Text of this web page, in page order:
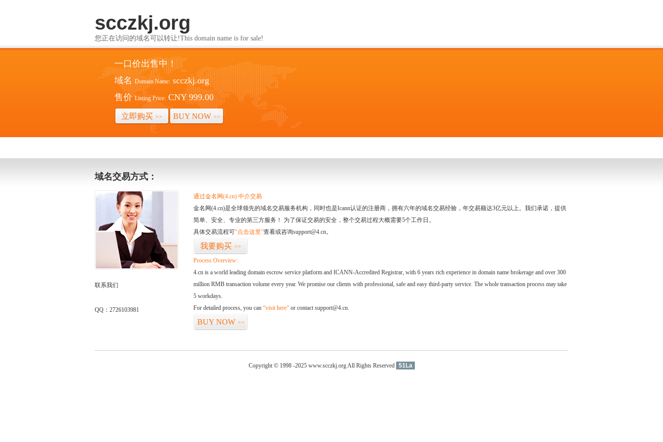
scczkj.org
您正在访问的域名可以转让!This domain name is for sale!
一口价出售中！
域名 Domain Name: scczkj.org
售价 Listing Price: CNY 999.00
立即购买 >> BUY NOW >>
域名交易方式：
联系我们
QQ：2726103981
通过金名网(4.cn) 中介交易
金名网(4.cn)是全球领先的域名交易服务机构，同时也是Icann认证的注册商，拥有六年的域名交易经验，年交易额达3亿元以上。我们承诺，提供
简单、安全、专业的第三方服务！ 为了保证交易的安全，整个交易过程大概需要5个工作日。
具体交易流程可“点击这里”查看或咨询support@4.cn。
我要购买 >>
Process Overview:
4.cn is a world leading domain escrow service platform and ICANN-Accredited Registrar, with 6 years rich experience in domain name brokerage and over 300
million RMB transaction volume every year. We promise our clients with professional, safe and easy third-party service. The whole transaction process may take
5 workdays.
For detailed process, you can “visit here” or contact support@4.cn.
BUY NOW >>
Copyright © 1998 -2025 www.scczkj.org All Rights Reserved 51La